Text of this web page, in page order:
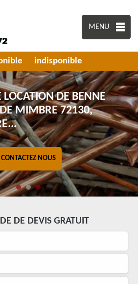
MENU
indisponible
LOCATION DE BENNE
MIMBRE 72130,
CONTACTEZ NOUS
DE DEVIS GRATUIT